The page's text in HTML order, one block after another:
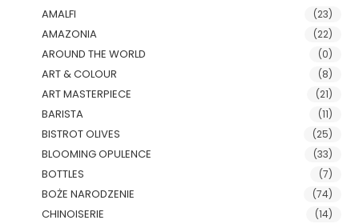
AMALFI (23)
AMAZONIA (22)
AROUND THE WORLD (0)
ART & COLOUR (8)
ART MASTERPIECE (21)
BARISTA (11)
BISTROT OLIVES (25)
BLOOMING OPULENCE (33)
BOTTLES (7)
BOŻE NARODZENIE (74)
CHINOISERIE (14)